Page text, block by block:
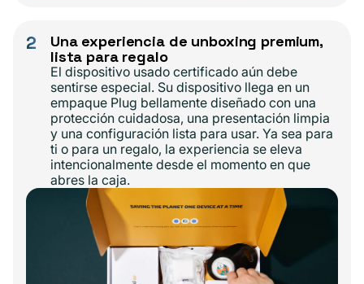
2
Una experiencia de unboxing premium,
lista para regalo
El dispositivo usado certificado aún debe
sentirse especial. Su dispositivo llega en un
empaque Plug bellamente diseñado con una
protección cuidadosa, una presentación limpia
y una configuración lista para usar. Ya sea para
ti o para un regalo, la experiencia se eleva
intencionalmente desde el momento en que
abres la caja.